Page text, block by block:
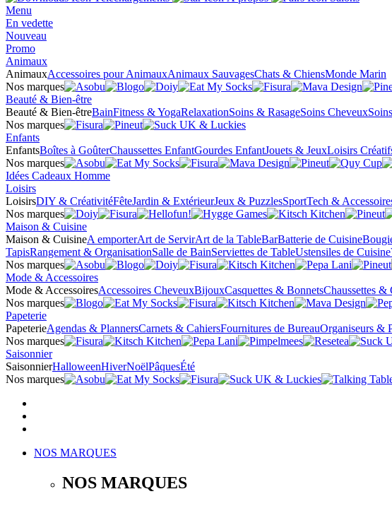
Menu
En vedette
Nouveau
Promo
Animaux
AnimauxAccessoires pour AnimauxAnimaux SauvagesChats & ChiensMonde Marin
Nos marques
Beauté & Bien-être
Beauté & Bien-êtreBainFitness & YogaRelaxationSoins & RasageSoins Cheveux
Nos marques
Enfants
EnfantsBoîtes à GoûterChaussettes EnfantGourdes EnfantJouets & JeuxLoisirs
Nos marques
Idées Cadeaux Homme
Loisirs
LoisirsDIY & CréativitéFêteJardin & ExtérieurJeux & PuzzlesSportTech &
Nos marques
Maison & Cuisine
Maison & CuisineA emporterArt de ServirArt de la TableBarBatterie de Cuisine
TapisRangement & OrganisationSalle de BainServiettes de TableUstensiles de Cuisine
Nos marques
Mode & Accessoires
Mode & AccessoiresAccessoires CheveuxBijouxCasquettes & BonnetsChaussettes &
Nos marques
Papeterie
PapeterieAgendas & PlannersCarnets & CahiersFournitures de BureauOrganiseurs &
Nos marques
Saisonnier
SaisonnierHalloweenHiverNoëlPâquesÉté
Nos marques
NOS MARQUES
NOS MARQUES